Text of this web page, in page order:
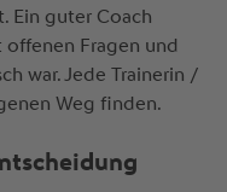
Ein guter Coach
Fragen und
war. Jede Trainerin /
Weg finden.